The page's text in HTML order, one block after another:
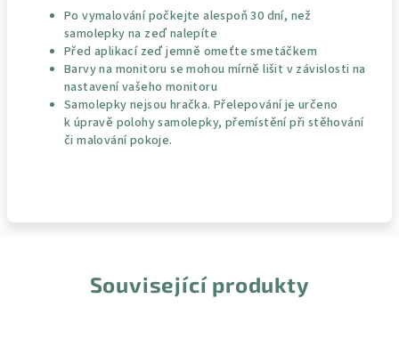
Po vymalování počkejte alespoň 30 dní, než
samolepky na zeď nalepíte
Před aplikací zeď jemně omeťte smetáčkem
Barvy na monitoru se mohou mírně lišit v závislosti na
nastavení vašeho monitoru
Samolepky nejsou hračka. Přelepování je určeno
k úpravě polohy samolepky, přemístění při stěhování
či malování pokoje.
Související produkty